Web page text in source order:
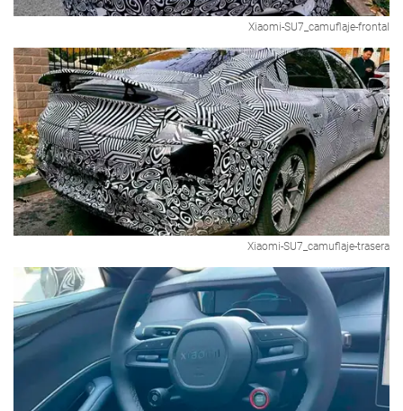
Xiaomi-SU7_camuflaje-frontal
Xiaomi-SU7_camuflaje-trasera